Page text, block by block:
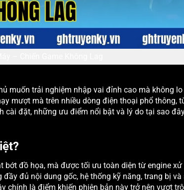
muốn trải nghiệm nhập vai đỉnh cao mà không lo
mượt mà trên nhiều dòng điện thoại phổ thông,
đặt, những ưu điểm nổi bật và lý do tại sao
đồ họa, mà được tối ưu toàn diện từ engine xử
đủ nội dung gốc, hệ thống kỹ năng, trang bị và
chính là điểm khiến phiên bản này trở nên vượt